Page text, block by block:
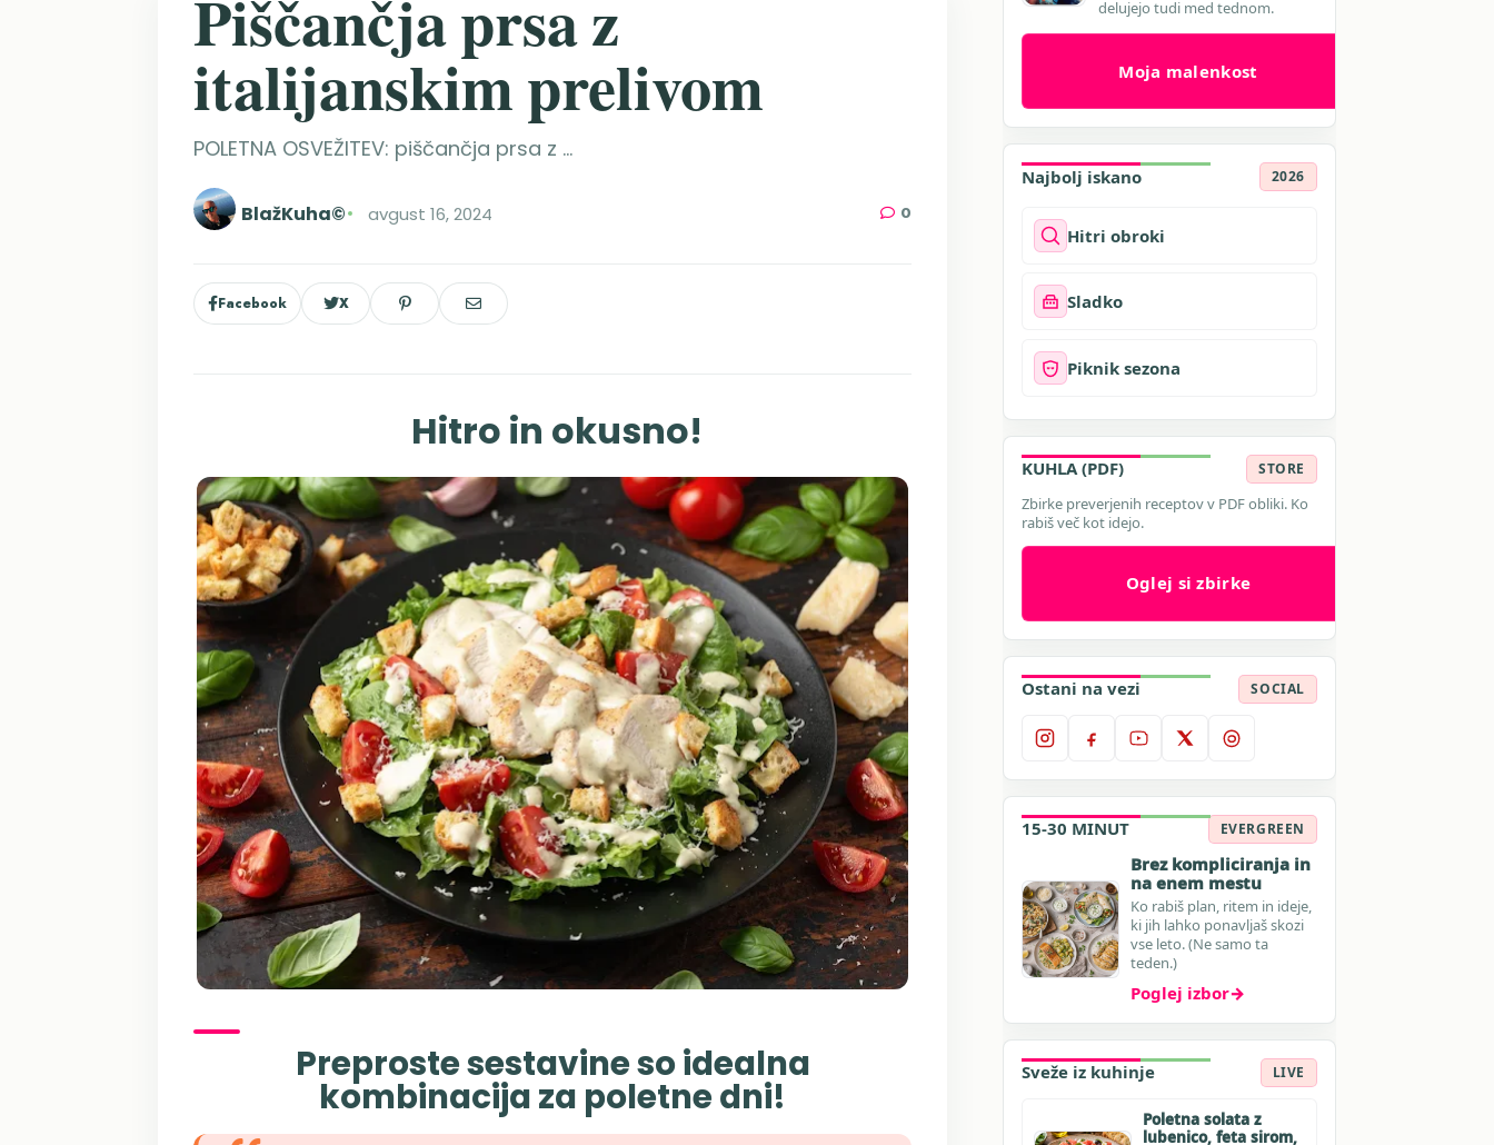
Piščančja prsa z
italijanskim prelivom
POLETNA OSVEŽITEV: piščančja prsa z ...
BlažKuha© avgust 16, 2024 0
Facebook X
Hitro in okusno!
Preproste sestavine so idealna
kombinacija za poletne dni!
delujejo tudi med tednom.
Moja malenkost
Najbolj iskano 2026
Hitri obroki
Sladko
Piknik sezona
KUHLA (PDF) STORE
Zbirke preverjenih receptov v PDF obliki. Ko
rabiš več kot idejo.
Oglej si zbirke
Ostani na vezi SOCIAL
15-30 MINUT EVERGREEN
Brez kompliciranja in
na enem mestu
Ko rabiš plan, ritem in ideje,
ki jih lahko ponavljaš skozi
vse leto. (Ne samo ta
teden.)
Poglej izbor→
Sveže iz kuhinje LIVE
Poletna solata z
lubenico, feta sirom,